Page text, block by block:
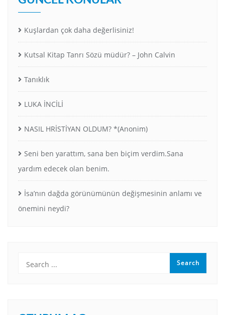
Kuşlardan çok daha değerlisiniz!
Kutsal Kitap Tanrı Sözü müdür? – John Calvin
Tanıklık
LUKA İNCİLİ
NASIL HRİSTİYAN OLDUM? *(Anonim)
Seni ben yarattım, sana ben biçim verdim.Sana
yardım edecek olan benim.
İsa’nın dağda görünümünün değişmesinin anlamı ve
önemini neydi?